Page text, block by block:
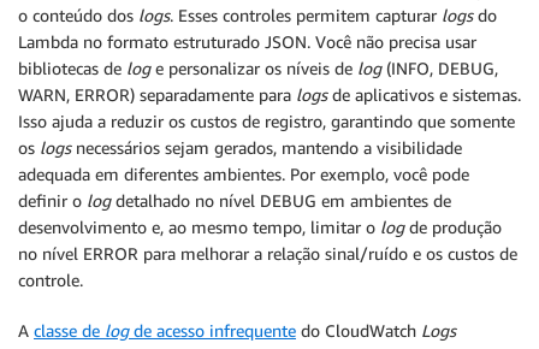
o conteúdo dos logs. Esses controles permitem capturar logsdo
Lambda no formato estruturado JSON. Você não precisa usar
bibliotecas de loge personalizar os níveis de log(INFO, DEBUG,
WARN, ERROR) separadamente para logsde aplicativos e sistemas.
Isso ajuda a reduzir os custos de registro, garantindo que somente
os logsnecessários sejam gerados, mantendo a visibilidade
adequada em diferentes ambientes. Por exemplo, você pode
definir o logdetalhado no nível DEBUG em ambientes de
desenvolvimento e, ao mesmo tempo, limitar o logde produção
no nível ERROR para melhorar a relação sinal/ruído e os custos de
controle.
A classe de logde acesso infrequente do CloudWatch Logs